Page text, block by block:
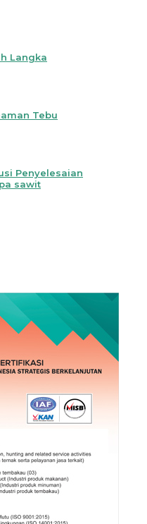
Langka
Tebu
Penyelesaian
sawit